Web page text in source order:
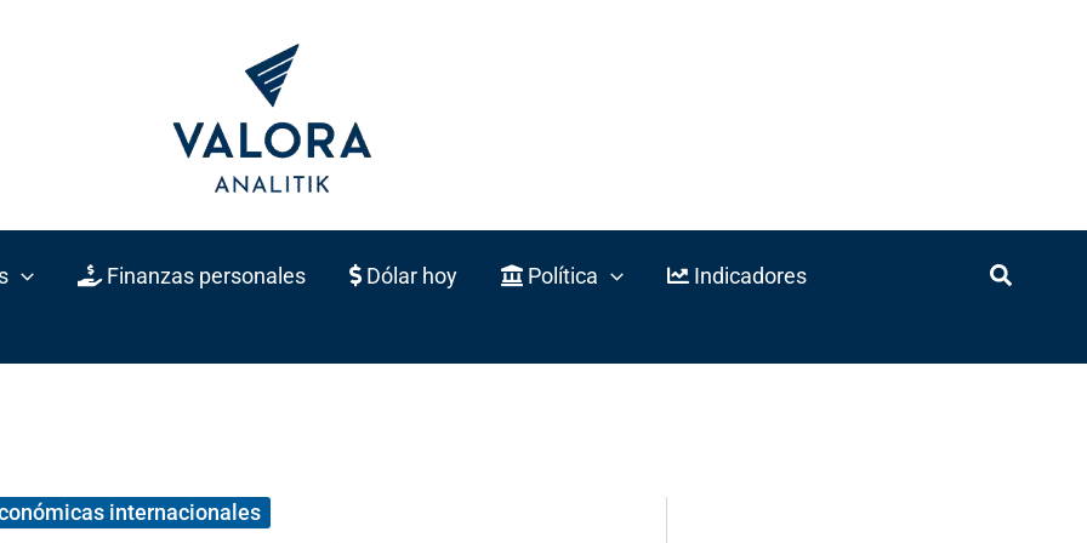
Finanzas personales Dólar hoy Política Indicadores
internacionales